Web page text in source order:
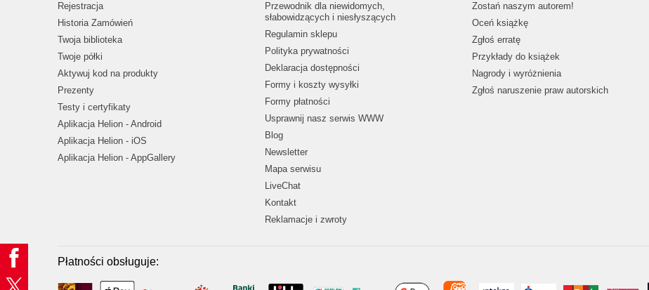
Rejestracja
Historia Zamówień
Twoja biblioteka
Twoje półki
Aktywuj kod na produkty
Prezenty
Testy i certyfikaty
Aplikacja Helion - Android
Aplikacja Helion - iOS
Aplikacja Helion - AppGallery
Przewodnik dla niewidomych,
słabowidzących i niesłyszących
Regulamin sklepu
Polityka prywatności
Deklaracja dostępności
Formy i koszty wysyłki
Formy płatności
Usprawnij nasz serwis WWW
Blog
Newsletter
Mapa serwisu
LiveChat
Kontakt
Reklamacje i zwroty
Zostań naszym autorem!
Oceń książkę
Zgłoś erratę
Przykłady do książek
Nagrody i wyróżnienia
Zgłoś naruszenie praw autorskich
Płatności obsługuje: